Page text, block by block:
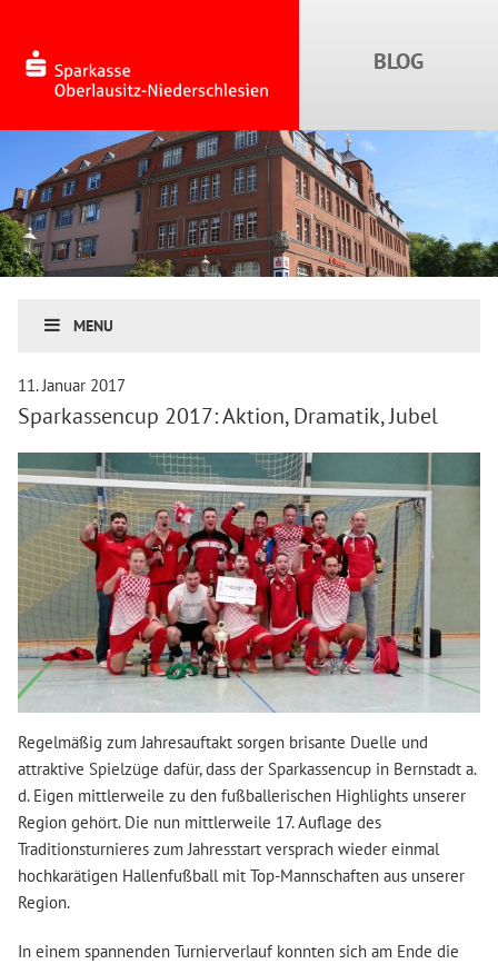
MENU
11. Januar 2017
Sparkassencup 2017: Aktion, Dramatik, Jubel
Regelmäßig zum Jahresauftakt sorgen brisante Duelle und
attraktive Spielzüge dafür, dass der Sparkassencup in Bernstadt a.
d. Eigen mittlerweile zu den fußballerischen Highlights unserer
Region gehört. Die nun mittlerweile 17. Auflage des
Traditionsturnieres zum Jahresstart versprach wieder einmal
hochkarätigen Hallenfußball mit Top-Mannschaften aus unserer
Region.
In einem spannenden Turnierverlauf konnten sich am Ende die